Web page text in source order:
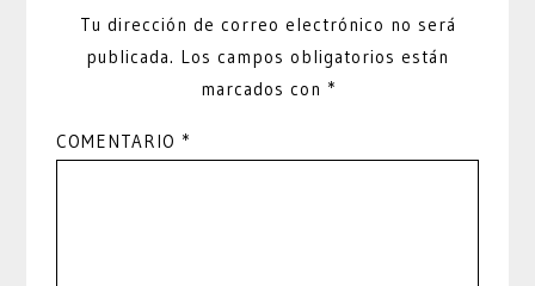
Tu dirección de correo electrónico no será
publicada. Los campos obligatorios están
marcados con *
COMENTARIO *